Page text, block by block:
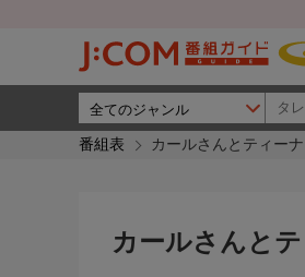
番組表 カールさんとティー
カールさんと